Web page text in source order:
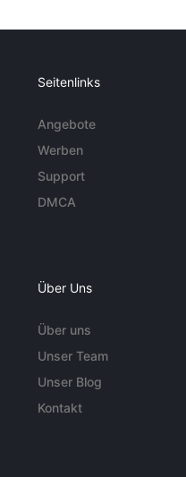
Seitenlinks
Angebote
Werben
Support
DMCA
Über Uns
Über uns
Unser Team
Unser Blog
Kontakt